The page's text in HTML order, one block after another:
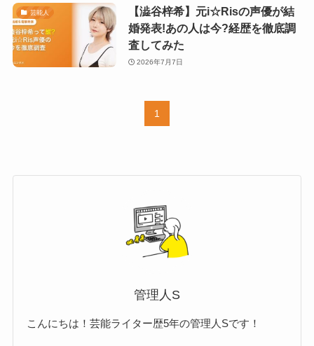
芸能人
【澁谷梓希】元i☆Risの声優が結
婚発表!あの人は今?経歴を徹底調
査してみた
2026年7月7日
1
管理人S
こんにちは！芸能ライター歴5年の管理人Sです！